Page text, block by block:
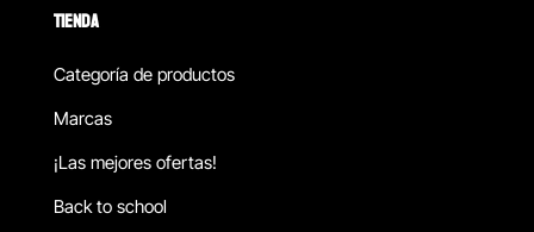
TIENDA
Categoría de productos
Marcas
¡Las mejores ofertas!
Back to school